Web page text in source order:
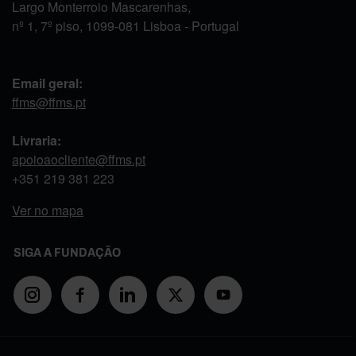
Largo Monterroio Mascarenhas,
nº 1, 7º piso, 1099-081 Lisboa - Portugal
Email geral:
ffms@ffms.pt
Livraria:
apoioaocliente@ffms.pt
+351 219 381 223
Ver no mapa
SIGA A FUNDAÇÃO